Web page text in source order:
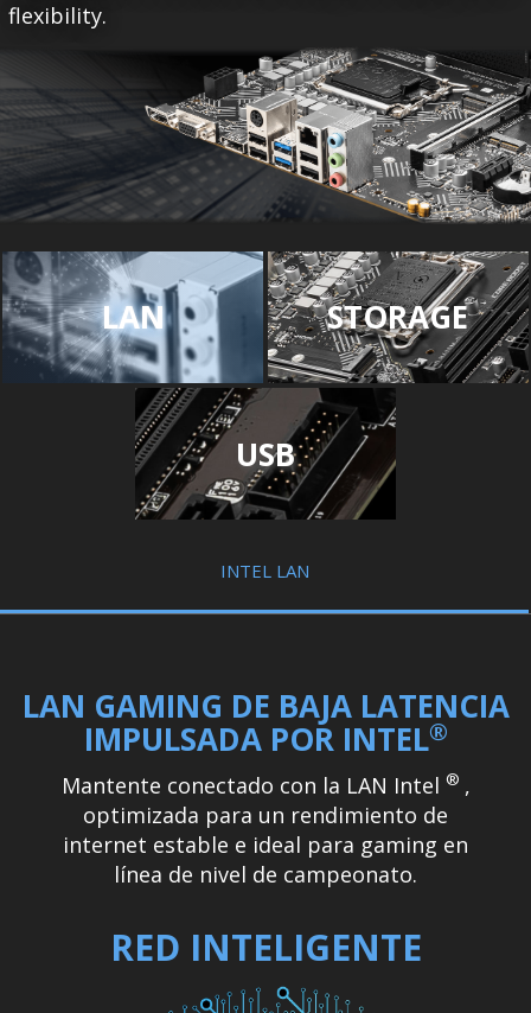
flexibility.
LAN STORAGE
USB
INTEL LAN
LAN GAMING DE BAJA LATENCIA
IMPULSADA POR INTEL®
Mantente conectado con la LAN Intel ® ,
optimizada para un rendimiento de
internet estable e ideal para gaming en
línea de nivel de campeonato.
RED INTELIGENTE